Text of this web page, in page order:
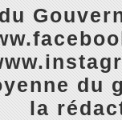
du
la